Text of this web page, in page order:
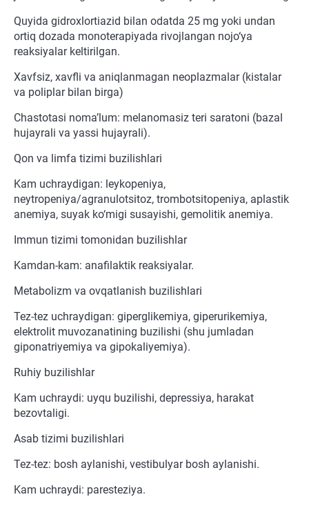
Quyida gidroxlortiazid bilan odatda 25 mg yoki undan
ortiq dozada monoterapiyada rivojlangan nojo‘ya
reaksiyalar keltirilgan.
Xavfsiz, xavfli va aniqlanmagan neoplazmalar (kistalar
va poliplar bilan birga)
Chastotasi noma’lum: melanomasiz teri saratoni (bazal
hujayrali va yassi hujayrali).
Qon va limfa tizimi buzilishlari
Kam uchraydigan: leykopeniya,
neytropeniya/agranulotsitoz, trombotsitopeniya, aplastik
anemiya, suyak ko‘migi susayishi, gemolitik anemiya.
Immun tizimi tomonidan buzilishlar
Kamdan-kam: anafilaktik reaksiyalar.
Metabolizm va ovqatlanish buzilishlari
Tez-tez uchraydigan: giperglikemiya, giperurikemiya,
elektrolit muvozanatining buzilishi (shu jumladan
giponatriyemiya va gipokaliyemiya).
Ruhiy buzilishlar
Kam uchraydi: uyqu buzilishi, depressiya, harakat
bezovtaligi.
Asab tizimi buzilishlari
Tez-tez: bosh aylanishi, vestibulyar bosh aylanishi.
Kam uchraydi: paresteziya.